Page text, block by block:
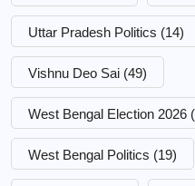
Uttar Pradesh Politics (14)
Vishnu Deo Sai (49)
West Bengal Election 2026
West Bengal Politics (19)